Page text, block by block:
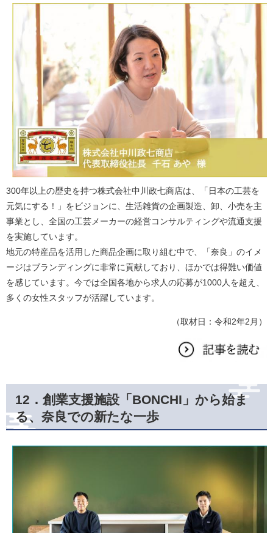
300年以上の歴史を持つ株式会社中川政七商店は、「日本の工芸を
元気にする！」をビジョンに、生活雑貨の企画製造、卸、小売を主
事業とし、全国の工芸メーカーの経営コンサルティングや流通支援
を実施しています。
地元の特産品を活用した商品企画に取り組む中で、「奈良」のイメ
ージはブランディングに非常に貢献しており、ほかでは得難い価値
を感じています。今では全国各地から求人の応募が1000人を超え、
多くの女性スタッフが活躍しています。​
（取材日：令和2年2月）
12． 創業支援施設「BONCHI」から始ま
る、奈良での新たな一歩